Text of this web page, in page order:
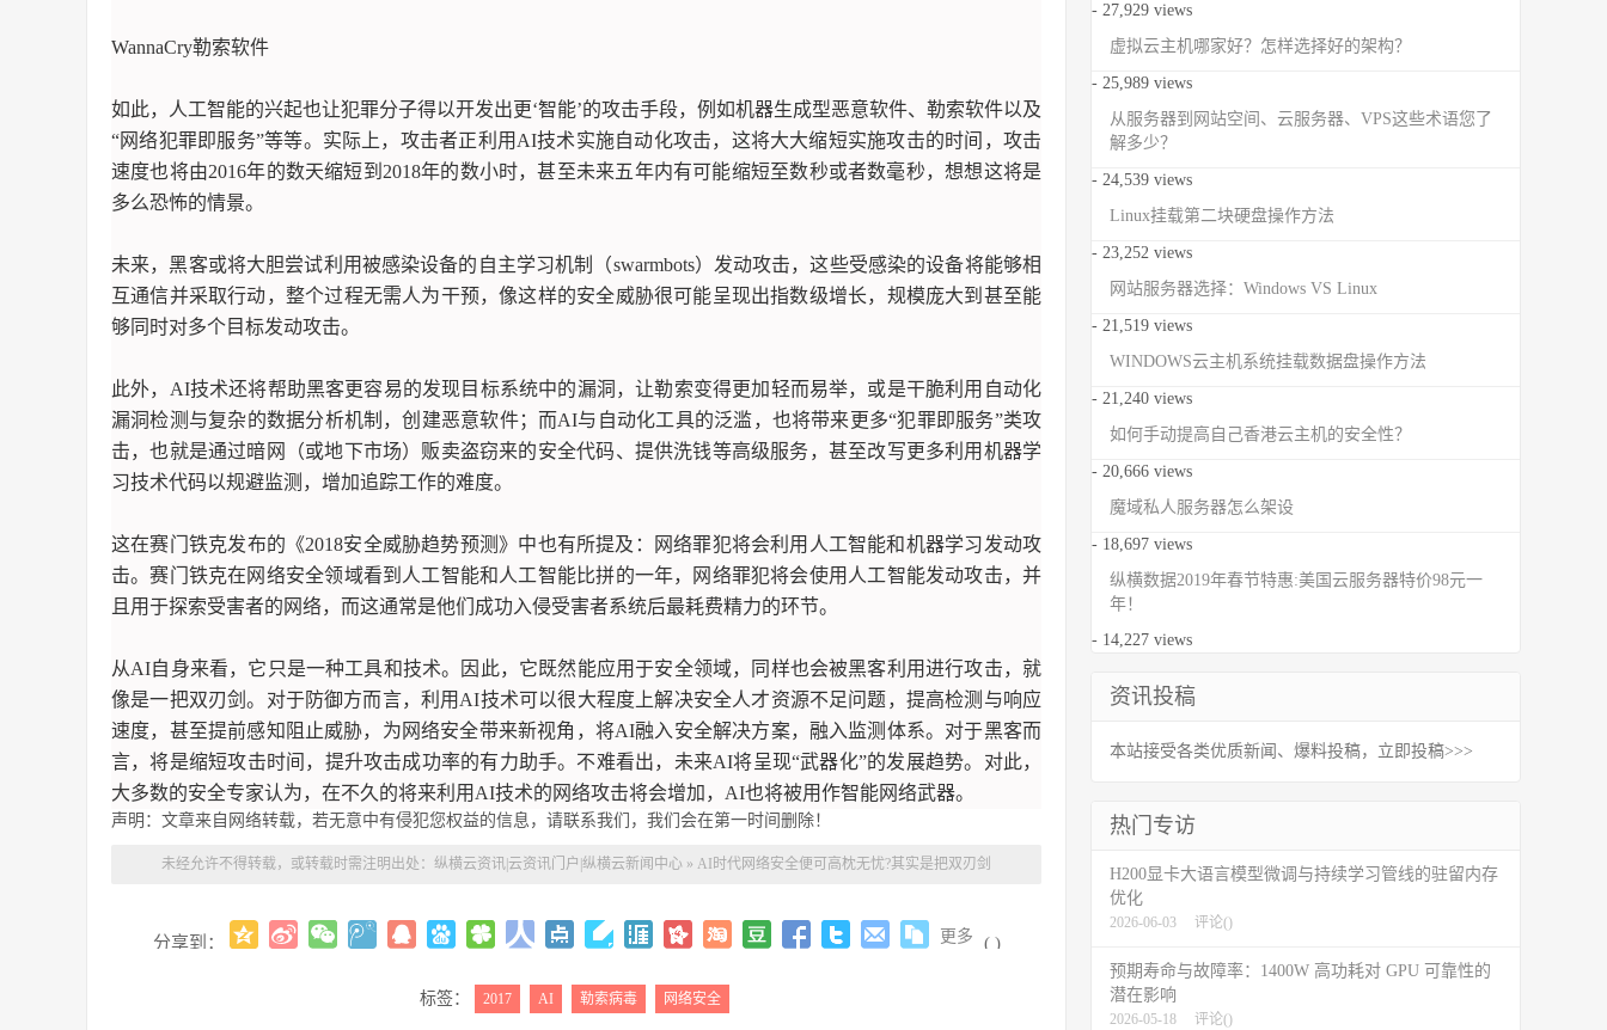
WannaCry勒索软件
如此，人工智能的兴起也让犯罪分子得以开发出更‘智能’的攻击手段，例如机器生成型恶意软件、勒索软件以及
“网络犯罪即服务”等等。实际上，攻击者正利用AI技术实施自动化攻击，这将大大缩短实施攻击的时间，攻击
速度也将由2016年的数天缩短到2018年的数小时，甚至未来五年内有可能缩短至数秒或者数毫秒，想想这将是
多么恐怖的情景。
未来，黑客或将大胆尝试利用被感染设备的自主学习机制（swarmbots）发动攻击，这些受感染的设备将能够相
互通信并采取行动，整个过程无需人为干预，像这样的安全威胁很可能呈现出指数级增长，规模庞大到甚至能
够同时对多个目标发动攻击。
此外，AI技术还将帮助黑客更容易的发现目标系统中的漏洞，让勒索变得更加轻而易举，或是干脆利用自动化
漏洞检测与复杂的数据分析机制，创建恶意软件；而AI与自动化工具的泛滥，也将带来更多“犯罪即服务”类攻
击，也就是通过暗网（或地下市场）贩卖盗窃来的安全代码、提供洗钱等高级服务，甚至改写更多利用机器学
习技术代码以规避监测，增加追踪工作的难度。
这在赛门铁克发布的《2018安全威胁趋势预测》中也有所提及：网络罪犯将会利用人工智能和机器学习发动攻
击。赛门铁克在网络安全领域看到人工智能和人工智能比拼的一年，网络罪犯将会使用人工智能发动攻击，并
且用于探索受害者的网络，而这通常是他们成功入侵受害者系统后最耗费精力的环节。
从AI自身来看，它只是一种工具和技术。因此，它既然能应用于安全领域，同样也会被黑客利用进行攻击，就
像是一把双刃剑。对于防御方而言，利用AI技术可以很大程度上解决安全人才资源不足问题，提高检测与响应
速度，甚至提前感知阻止威胁，为网络安全带来新视角，将AI融入安全解决方案，融入监测体系。对于黑客而
言，将是缩短攻击时间，提升攻击成功率的有力助手。不难看出，未来AI将呈现“武器化”的发展趋势。对此，
大多数的安全专家认为，在不久的将来利用AI技术的网络攻击将会增加，AI也将被用作智能网络武器。
声明：文章来自网络转载，若无意中有侵犯您权益的信息，请联系我们，我们会在第一时间删除！
未经允许不得转载，或转载时需注明出处： 纵横云资讯|云资讯门户|纵横云新闻中心 » AI时代网络安全便可高枕无忧?其实是把双刃剑
分享到： 更多 ( )
标签： 2017 AI 勒索病毒 网络安全
- 27,929 views
虚拟云主机哪家好？怎样选择好的架构？
- 25,989 views
从服务器到网站空间、云服务器、VPS这些术语您了
解多少？
- 24,539 views
Linux挂载第二块硬盘操作方法
- 23,252 views
网站服务器选择：Windows VS Linux
- 21,519 views
WINDOWS云主机系统挂载数据盘操作方法
- 21,240 views
如何手动提高自己香港云主机的安全性？
- 20,666 views
魔域私人服务器怎么架设
- 18,697 views
纵横数据2019年春节特惠:美国云服务器特价98元一
年！
- 14,227 views
资讯投稿
本站接受各类优质新闻、爆料投稿，立即投稿>>>
热门专访
H200显卡大语言模型微调与持续学习管线的驻留内存
优化
2026-06-03 评论()
预期寿命与故障率：1400W 高功耗对 GPU 可靠性的
潜在影响
2026-05-18 评论()